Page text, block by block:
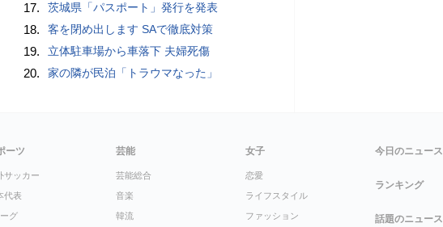
17. 茨城県「パスポート」発行を発表
18. 客を閉め出します SAで徹底対策
19. 立体駐車場から車落下 夫婦死傷
20. 家の隣が民泊「トラウマなった」
ーツ
サッカー
代表
グ
芸能
芸能総合
音楽
韓流
女子
恋愛
ライフスタイル
ファッション
今日のニュース
ランキング
話題のニュース